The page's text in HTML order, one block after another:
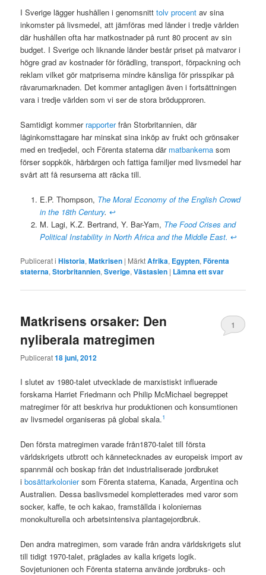
I Sverige lägger hushållen i genomsnitttolv procent av sina
inkomster på livsmedel, att jämföras med länder i tredje världen
där hushållen ofta har matkostnader på runt 80 procent av sin
budget. I Sverige och liknande länder består priset på matvaror i
högre grad av kostnader för förädling, transport, förpackning och
reklam vilket gör matpriserna mindre känsliga för prisspikar på
råvarumarknaden. Det kommer antagligen även i fortsättningen
vara i tredje världen som vi ser de stora brödupproren.
Samtidigt kommer rapporterfrån Storbritannien, där
låginkomsttagare har minskat sina inköp av frukt och grönsaker
med en tredjedel, och Förenta staterna där matbankerna som
förser soppkök, härbärgen och fattiga familjer med livsmedel har
svårt att få resurserna att räcka till.
E.P. Thompson, The Moral Economy of the English Crowd
in the 18th Century. ↩
M. Lagi, K.Z. Bertrand, Y. Bar-Yam, The Food Crises and
Political Instability in North Africa and the Middle East. ↩
Publicerat i Historia,Matkrisen | MärktAfrika, Egypten,Förenta
staterna,Storbritannien,Sverige,Västasien | Lämna ett svar
Matkrisens orsaker: Den
nyliberala matregimen
Publicerat18 juni, 2012
1
I slutet av 1980-talet utvecklade de marxistiskt influerade
forskarna Harriet Friedmann och Philip McMichael begreppet
matregimer för att beskriva hur produktionen och konsumtionen
av livsmedel organiseras på global skala.1
Den första matregimen varade från1870-talet till första
världskrigets utbrott och kännetecknades av europeisk import av
spannmål och boskap från det industrialiserade jordbruket
ibosättarkoloniersom Förenta staterna, Kanada, Argentina och
Australien. Dessa baslivsmedel kompletterades med varor som
socker, kaffe, te och kakao, framställda i koloniernas
monokulturella och arbetsintensiva plantagejordbruk.
Den andra matregimen, som varade från andra världskrigets slut
till tidigt 1970-talet, präglades av kalla krigets logik.
Sovjetunionen och Förenta staterna använde jordbruks- och